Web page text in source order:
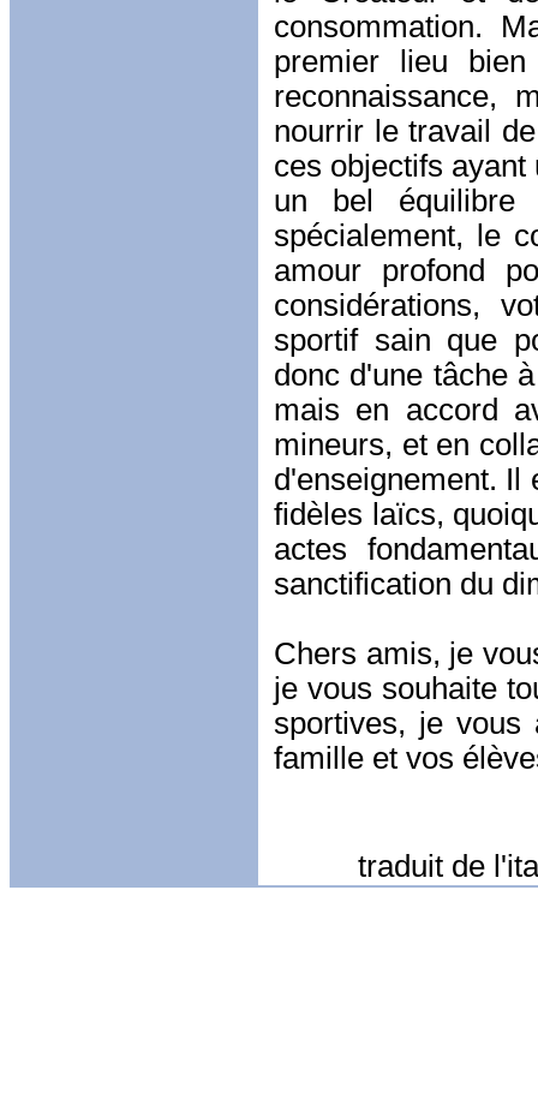
consommation.
premier lieu
reconnaissance,
nourrir le travail
ces objectifs
un bel équilibre
spécialement, le
amour profond
considérations,
sportif sain que
donc d'une tâche
mais en accord
mineurs, et en
d'enseignement. Il
fidèles laïcs,
actes
sanctification du
Chers amis, je
je vous souhaite
sportives, je vous
famille et vos
traduit de